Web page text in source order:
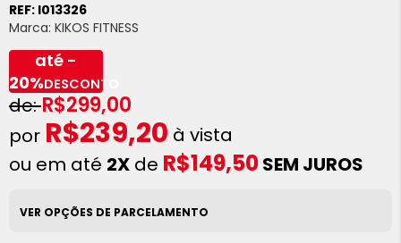
REF: I013326
Marca: KIKOS FITNESS
R$299,00
até -
20%DESCONTO
R$239,20 à vista
ou em até 2X de R$149,50SEM JUROS
VER OPÇÕES DE PARCELAMENTO
da
Galeria
de
imagens